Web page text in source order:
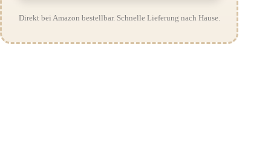
Direkt bei Amazon bestellbar. Schnelle Lieferung nach Hause.